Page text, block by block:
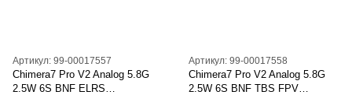
Артикул: 99-00017557
Chimera7 Pro V2 Analog 5.8G
2.5W 6S BNF ELRS
Артикул: 99-00017558
Chimera7 Pro V2 Analog 5.8G
2.5W 6S BNF TBS FPV